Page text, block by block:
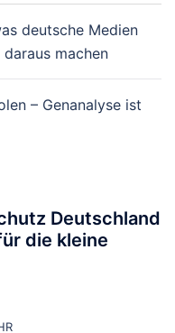
deutsche Medien
machen
– Genanalyse ist
Deutschland
die kleine